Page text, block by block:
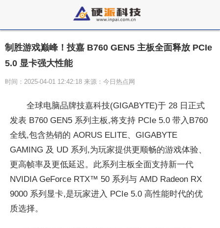
制胜游戏巅峰！技嘉 B760 GEN5 主板全面释放 PCIe
5.0 显卡强大性能
时间：2025-04-01 12:42:18 来源：今日热点网
全球电脑品牌技嘉科技(GIGABYTE)于 28 日正式
发表 B760 GEN5 系列主板,将支持 PCIe 5.0 带入B760
全线,包含热销的 AORUS ELITE、GIGABYTE
GAMING 及 UD 系列,为玩家提供更顺畅的游戏体验、
更高帧率及更低延迟。此系列主板全面支持新一代
NVIDIA GeForce RTX™ 50 系列与 AMD Radeon RX
9000 系列显卡,是玩家进入 PCIe 5.0 高性能时代的优
质选择。